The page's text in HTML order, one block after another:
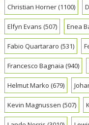
Christian Horner(1100)
Elfyn Evans (507) Enea
Fabio Quartararo (531)
Francesco Bagnaia (940)
Helmut Marko (679)
Kevin Magnussen (507)